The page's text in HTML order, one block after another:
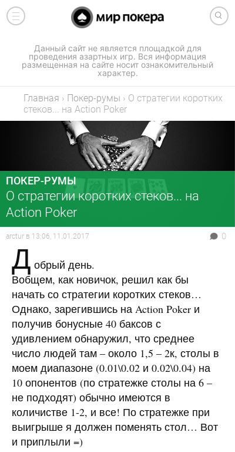
Данный сайт не является площадкой для
проведения азартных игр. Вся информация
размещенная на сайте носит ознакомительный
характер.
Главная › Покер-румы › О стратегии коротких
стеков... на Action Poker
ПОКЕР-РУМЫ
О стратегии коротких стеков... на
Action Poker
arctur в 13:06, 11.01.2017 0
Д обрый день.
Вобщем, как новичок, решил как бы
начать со стратегии коротких стеков…
Однако, зарегившись на Action Poker и
получив бонусные 40 баксов с
удивлением обнаружил, что среднее
число людей там – около 1,5 – 2к, столы в
моем диапазоне (0.01\0.02 и 0.02\0.04) на
10 опонентов (по стратежке столы на 6 –
не подходят) обычно имеются в
количистве 1-2, и все! По стратежке при
выигрыше я должен поменять стол… Вот
и приплыли =)